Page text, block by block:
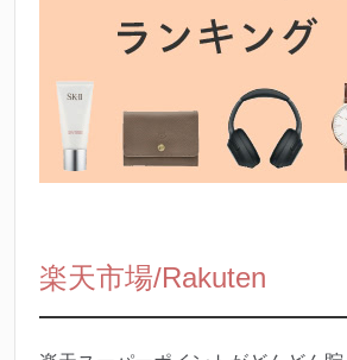
楽天市場/Rakuten